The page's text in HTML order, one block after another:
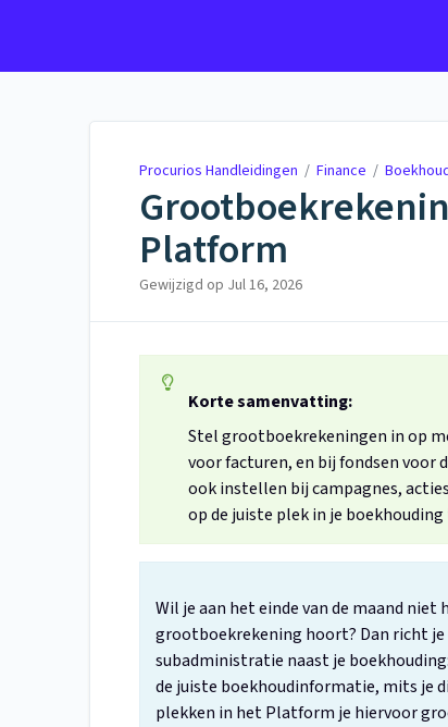
Procurios Handleidingen / Finance /
Platform
Gewijzigd op Jul 16, 2026
Korte samenvatting:
Stel grootboekrekeningen in op
voor facturen, en bij fondsen voor
ook instellen bij campagnes,
op de juiste plek in je
Wil je aan het einde van de maand
grootboekrekening hoort? Dan richt
subadministratie naast je
de juiste boekhoudinformatie, mits je
plekken in het Platform je hiervoor